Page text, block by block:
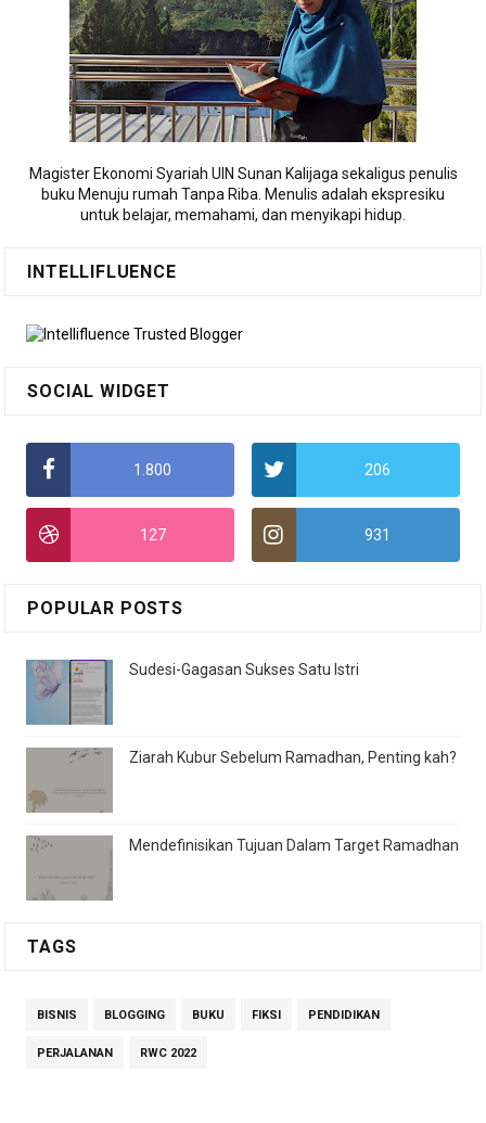
Magister Ekonomi Syariah UIN Sunan Kalijaga sekaligus penulis
buku Menuju rumah Tanpa Riba. Menulis adalah ekspresiku
untuk belajar, memahami, dan menyikapi hidup.
INTELLIFLUENCE
SOCIAL WIDGET
1.800 206
127 931
POPULAR POSTS
Sudesi-Gagasan Sukses Satu Istri
Ziarah Kubur Sebelum Ramadhan, Penting kah?
Mendefinisikan Tujuan Dalam Target Ramadhan
TAGS
BISNIS BLOGGING BUKU FIKSI PENDIDIKAN
PERJALANAN RWC 2022